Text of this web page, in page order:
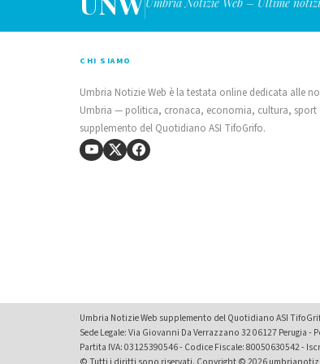
CHI SIAMO
Umbria Notizie Web è la testata online dedicata alle
Umbria — politica, cronaca, economia, cultura, sport
supplemento del Quotidiano ASI TifoGrifo.
Umbria Notizie Web supplemento del Quotidiano ASI
Sede Legale: Via Giovanni Da Verrazzano 32 06127
Partita IVA: 03125390546 - Codice Fiscale: 80050630542 -